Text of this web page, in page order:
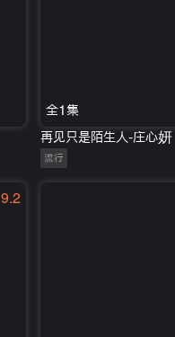
全1集
再见只是陌生人-庄心妍
流行
9.2